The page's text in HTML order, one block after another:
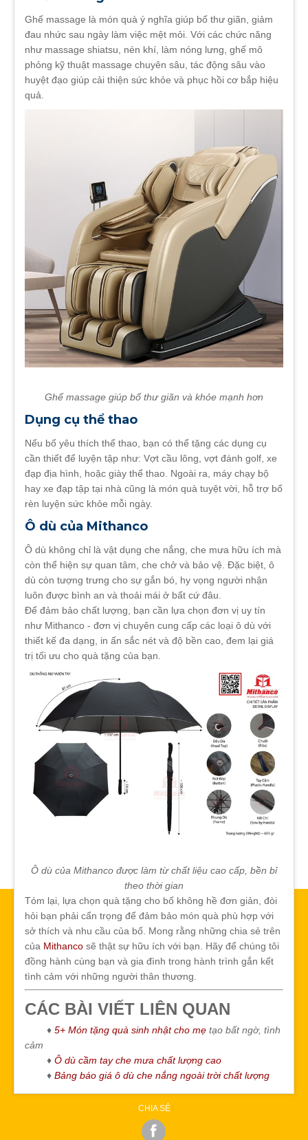
Ghế massage là món quà ý nghĩa giúp bố thư giãn, giảm
đau nhức sau ngày làm việc mệt mỏi. Với các chức năng
như massage shiatsu, nén khí, làm nóng lưng, ghế mô
phỏng kỹ thuật massage chuyên sâu, tác động sâu vào
huyệt đạo giúp cải thiện sức khỏe và phục hồi cơ bắp hiệu
quả.
Ghế massage giúp bố thư giãn và khỏe mạnh hơn
Dụng cụ thể thao
Nếu bố yêu thích thể thao, bạn có thể tặng các dụng cụ
cần thiết để luyện tập như: Vợt cầu lông, vợt đánh golf, xe
đạp địa hình, hoặc giày thể thao. Ngoài ra, máy chạy bộ
hay xe đạp tập tại nhà cũng là món quà tuyệt vời, hỗ trợ bố
rèn luyện sức khỏe mỗi ngày.
Ô dù của Mithanco
Ô dù không chỉ là vật dụng che nắng, che mưa hữu ích mà
còn thể hiện sự quan tâm, che chở và bảo vệ. Đặc biệt, ô
dù còn tượng trưng cho sự gắn bó, hy vọng người nhận
luôn được bình an và thoải mái ở bất cứ đâu.
Để đảm bảo chất lượng, bạn cần lựa chọn đơn vị uy tín
như Mithanco - đơn vị chuyên cung cấp các loại ô dù với
thiết kế đa dạng, in ấn sắc nét và độ bền cao, đem lại giá
trị tối ưu cho quà tặng của bạn.
Ô dù của Mithanco được làm từ chất liệu cao cấp, bền bỉ
theo thời gian
Tóm lại, lựa chọn quà tặng cho bố không hề đơn giản, đòi
hỏi bạn phải cẩn trọng để đảm bảo món quà phù hợp với
sở thích và nhu cầu của bố. Mong rằng những chia sẻ trên
của Mithanco sẽ thật sự hữu ích với bạn. Hãy để chúng tôi
đồng hành cùng bạn và gia đình trong hành trình gắn kết
tình cảm với những người thân thương.
CÁC BÀI VIẾT LIÊN QUAN
♦ 5+ Món tặng quà sinh nhật cho mẹ tạo bất ngờ, tình
cảm
♦ Ô dù cầm tay che mưa chất lượng cao
♦ Bảng báo giá ô dù che nắng ngoài trời chất lượng
CHIA SẺ